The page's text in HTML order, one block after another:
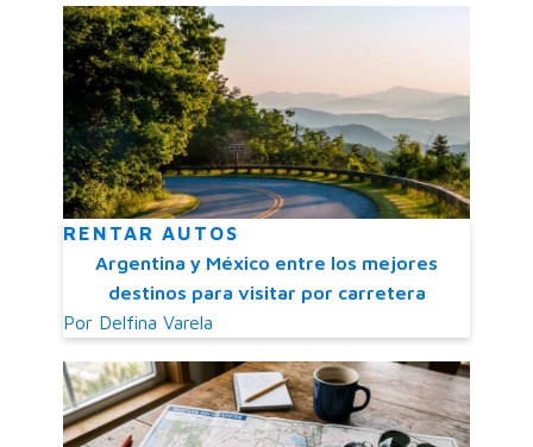
RENTAR AUTOS
Argentina y México entre los mejores
destinos para visitar por carretera
Por Delfina Varela